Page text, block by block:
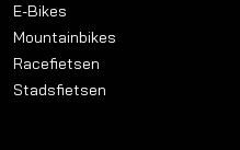
E-Bikes
Mountainbikes
Racefietsen
Stadsfietsen